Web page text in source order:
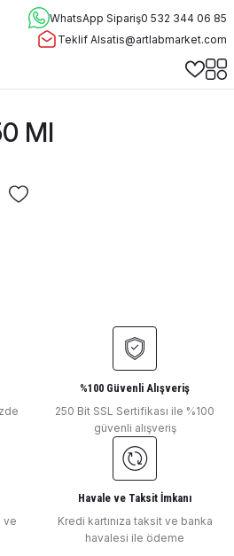
WhatsApp Sipariş0 532 344 06 85
Teklif Alsatis@artlabmarket.com
Ml
%100 Güvenli Alışveriş
250 Bit SSL Sertifikası ile %100
güvenli alışveriş
ve
Havale ve Taksit İmkanı
Kredi kartınıza taksit ve banka
havalesi ile ödeme